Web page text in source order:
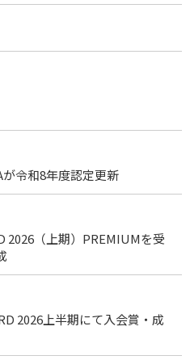
令和8年度認定更新
2026（上期）PREMIUMを受
2026上半期にて入会賞・成